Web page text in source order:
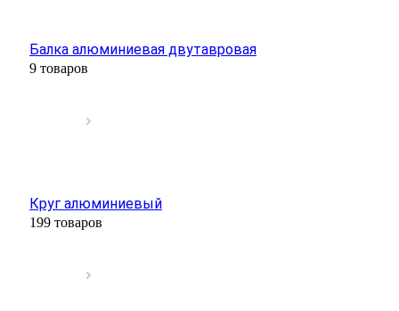
Балка алюминиевая двутавровая
9 товаров
Круг алюминиевый
199 товаров